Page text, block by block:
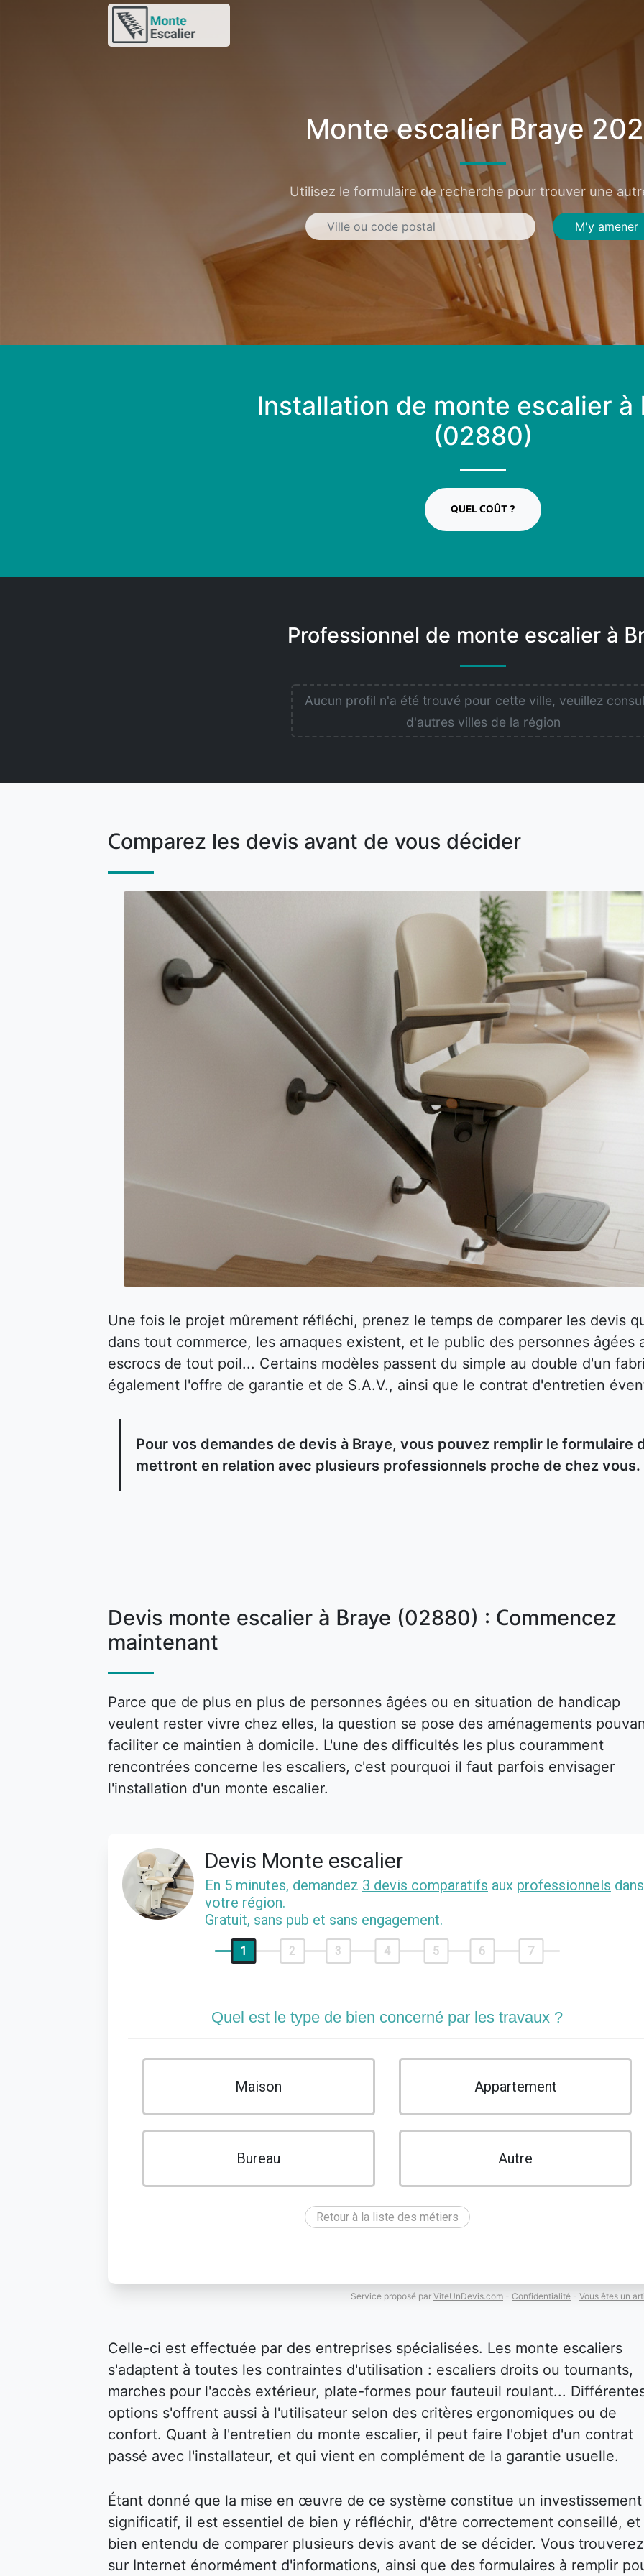
Monte escalier Braye
Utilisez le formulaire de recherche pour trouver une
M'y amener
Installation de monte escalier à
(02880)
QUEL COÛT ?
Professionnel de monte escalier à
Aucun profil n'a été trouvé pour cette ville, veuillez
d'autres villes de la région
Comparez les devis avant de vous décider
Une fois le projet mûrement réfléchi, prenez le temps de comparer les devis
dans tout commerce, les arnaques existent, et le public des personnes âgées
escrocs de tout poil... Certains modèles passent du simple au double d'un
également l'offre de garantie et de S.A.V., ainsi que le contrat d'entretien
Pour vos demandes de devis à Braye, vous pouvez remplir le formulaire
mettront en relation avec plusieurs professionnels proche de chez vous.
Devis monte escalier à Braye (02880) : Commencez
maintenant
Parce que de plus en plus de personnes âgées ou en situation de handicap
veulent rester vivre chez elles, la question se pose des aménagements
faciliter ce maintien à domicile. L'une des difficultés les plus couramment
rencontrées concerne les escaliers, c'est pourquoi il faut parfois envisager
l'installation d'un monte escalier.
Devis Monte escalier
En 5 minutes, demandez 3 devis comparatifs aux professionnels dans
votre région.
Gratuit, sans pub et sans engagement.
1 2 3 4 5 6 7
Quel est le type de bien concerné par les travaux ?
Maison Appartement
Bureau Autre
Retour à la liste des métiers
Service proposé par ViteUnDevis.com - Confidentialité - Vous êtes un
Celle-ci est effectuée par des entreprises spécialisées. Les monte escaliers
s'adaptent à toutes les contraintes d'utilisation : escaliers droits ou tournants,
marches pour l'accès extérieur, plate-formes pour fauteuil roulant...
options s'offrent aussi à l'utilisateur selon des critères ergonomiques ou de
confort. Quant à l'entretien du monte escalier, il peut faire l'objet d'un contrat
passé avec l'installateur, et qui vient en complément de la garantie usuelle.
Étant donné que la mise en œuvre de ce système constitue un investissement
significatif, il est essentiel de bien y réfléchir, d'être correctement conseillé, et
bien entendu de comparer plusieurs devis avant de se décider. Vous trouverez
sur Internet énormément d'informations, ainsi que des formulaires à remplir